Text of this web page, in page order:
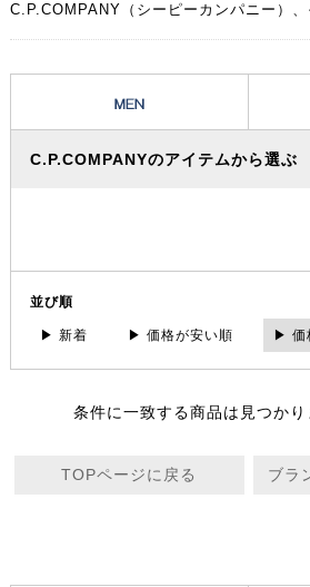
C.P.COMPANY（シーピーカンパニー）、
C.P.COMPANYのアイテムから選ぶ
並び順
▶ 新着 ▶ 価格が安い順 ▶ 価
条件に一致する商品は見つかり
TOPページに戻る ブラ